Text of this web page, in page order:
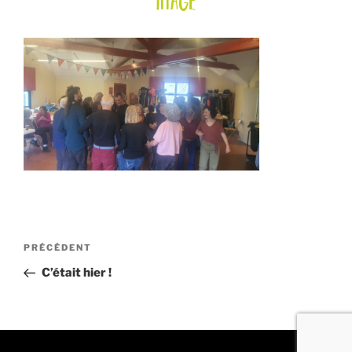
Navigation
de
Article
précédent
PRÉCÉDENT
C’était hier !